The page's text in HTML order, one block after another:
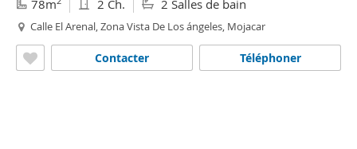
78m 2 Ch. 2 Salles de bain
Calle El Arenal, Zona Vista De Los ángeles, Mojacar
Téléphoner
Contacter